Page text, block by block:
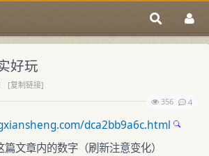
好玩
[复制链接]
356
4
dca2bb9a6c.html
文章内的数字（刷新注意变化）